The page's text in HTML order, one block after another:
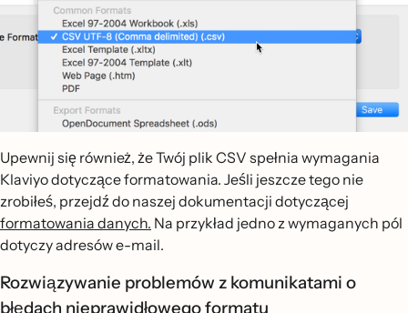
Upewnij się również, że Twój plik CSV spełnia wymagania
Klaviyo dotyczące formatowania. Jeśli jeszcze tego nie
zrobiłeś, przejdź do naszej dokumentacji dotyczącej
formatowania danych. Na przykład jedno z wymaganych pól
dotyczy adresów e-mail.
Rozwiązywanie problemów z komunikatami o
błędach nieprawidłowego formatu